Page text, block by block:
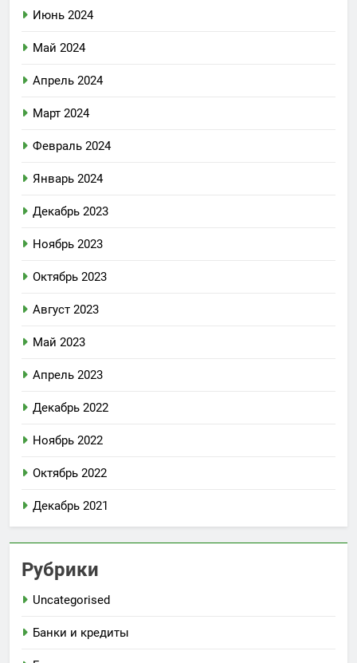
Июнь 2024
Май 2024
Апрель 2024
Март 2024
Февраль 2024
Январь 2024
Декабрь 2023
Ноябрь 2023
Октябрь 2023
Август 2023
Май 2023
Апрель 2023
Декабрь 2022
Ноябрь 2022
Октябрь 2022
Декабрь 2021
Рубрики
Uncategorised
Банки и кредиты